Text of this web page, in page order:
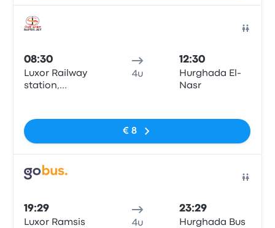
08:30
Luxor Railway
station,
4u
12:30
Hurghada El-
Nasr
€ 8
19:29
Luxor Ramsis 4u
23:29
Hurghada Bus